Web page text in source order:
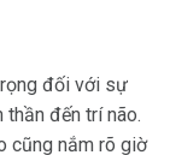
đối với sự
thần đến trí não.
cũng nắm rõ giờ